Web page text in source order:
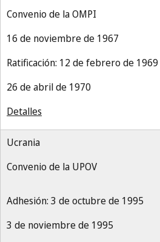
Convenio de la OMPI
16 de noviembre de 1967
Ratificación: 12 de febrero de 1969
26 de abril de 1970
Detalles
Ucrania
Convenio de la UPOV
Adhesión: 3 de octubre de 1995
3 de noviembre de 1995